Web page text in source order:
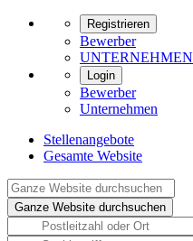
Registrieren
Bewerber
UNTERNEHMEN
Login
Bewerber
Unternehmen
Stellenangebote
Gesamte Website